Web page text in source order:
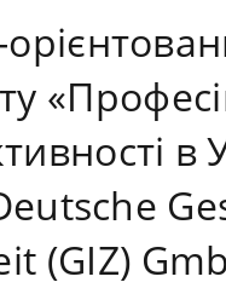
в
(GIZ)